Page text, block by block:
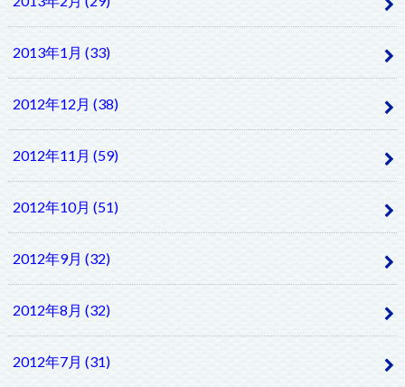
2013年1月 (33)
2012年12月 (38)
2012年11月 (59)
2012年10月 (51)
2012年9月 (32)
2012年8月 (32)
2012年7月 (31)